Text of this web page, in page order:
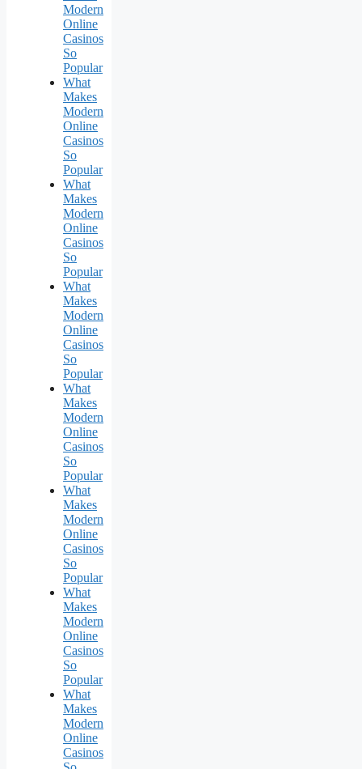
Modern
Online
Casinos
So
Popular
What
Makes
Modern
Online
Casinos
So
Popular
What
Makes
Modern
Online
Casinos
So
Popular
What
Makes
Modern
Online
Casinos
So
Popular
What
Makes
Modern
Online
Casinos
So
Popular
What
Makes
Modern
Online
Casinos
So
Popular
What
Makes
Modern
Online
Casinos
So
Popular
What
Makes
Modern
Online
Casinos